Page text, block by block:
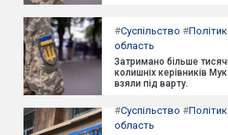
#Суспільство #
область
Затримано більше
колишніх керівників
взяли під варту.
#Суспільство #
область